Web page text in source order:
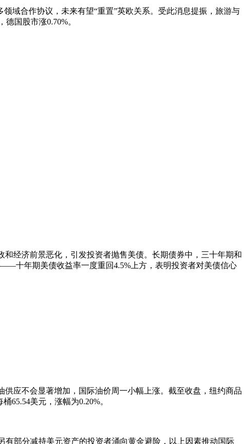
域合作协议，未来有望“重置”英欧关系。受此消息提振，旅游与
国股市涨0.70%。
经济前景恶化，引发投资者抛售美债。长期债券中，三十年期和
十年期美债收益率一度重回4.5%上方，表明投资者对美债信心
应不会显著增加，国际油价周一小幅上涨。截至收盘，纽约商品
65.54美元，涨幅为0.20%。
部分减持美元资产的投资者涌向黄金避险，以上因素推动国际